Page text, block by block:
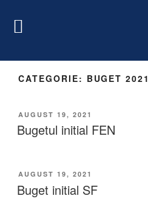
CATEGORIE: BUGET 2021
AUGUST 19, 2021
Bugetul initial FEN
AUGUST 19, 2021
Buget initial SF